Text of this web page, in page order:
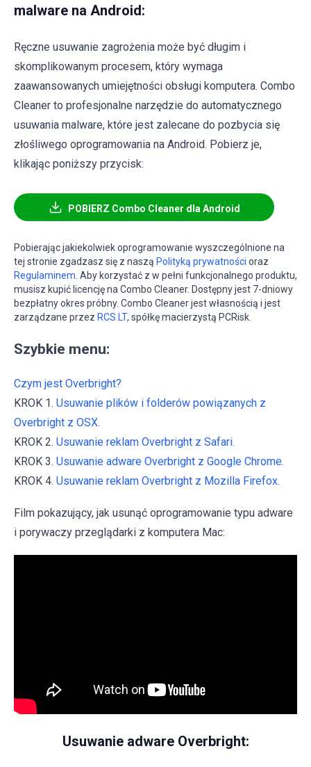
malware na Android:
Ręczne usuwanie zagrożenia może być długim i
skomplikowanym procesem, który wymaga
zaawansowanych umiejętności obsługi komputera. Combo
Cleaner to profesjonalne narzędzie do automatycznego
usuwania malware, które jest zalecane do pozbycia się
złośliwego oprogramowania na Android. Pobierz je,
klikając poniższy przycisk:
POBIERZ Combo Cleaner dla Android
Pobierając jakiekolwiek oprogramowanie wyszczególnione na
tej stronie zgadzasz się z naszą Polityką prywatności oraz
Regulaminem . Aby korzystać z w pełni funkcjonalnego produktu,
musisz kupić licencję na Combo Cleaner. Dostępny jest 7-dniowy
bezpłatny okres próbny. Combo Cleaner jest własnością i jest
zarządzane przez RCS LT, spółkę macierzystą PCRisk.
Szybkie menu:
Czym jest Overbright?
KROK 1. Usuwanie plików i folderów powiązanych z
Overbright z OSX.
KROK 2. Usuwanie reklam Overbright z Safari.
KROK 3. Usuwanie adware Overbright z Google Chrome.
KROK 4. Usuwanie reklam Overbright z Mozilla Firefox.
Film pokazujący, jak usunąć oprogramowanie typu adware
i porywaczy przeglądarki z komputera Mac:
Usuwanie adware Overbright: